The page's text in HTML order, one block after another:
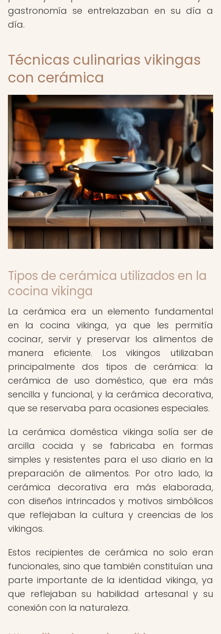
gastronomía se entrelazaban en su día a
día.
Técnicas culinarias vikingas
con cerámica
Tipos de cerámica utilizados en la
cocina vikinga
La cerámica era un elemento fundamental
en la cocina vikinga, ya que les permitía
cocinar, servir y preservar los alimentos de
manera eficiente. Los vikingos utilizaban
principalmente dos tipos de cerámica: la
cerámica de uso doméstico, que era más
sencilla y funcional, y la cerámica decorativa,
que se reservaba para ocasiones especiales.
La cerámica doméstica vikinga solía ser de
arcilla cocida y se fabricaba en formas
simples y resistentes para el uso diario en la
preparación de alimentos. Por otro lado, la
cerámica decorativa era más elaborada,
con diseños intrincados y motivos simbólicos
que reflejaban la cultura y creencias de los
vikingos.
Estos recipientes de cerámica no solo eran
funcionales, sino que también constituían una
parte importante de la identidad vikinga, ya
que reflejaban su habilidad artesanal y su
conexión con la naturaleza.